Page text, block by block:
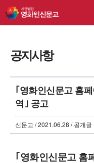
공지사항
｢영화인신문고 홈
역｣ 공고
신문고 / 2021.06.28 / 공개글
｢영화인신문고 홈